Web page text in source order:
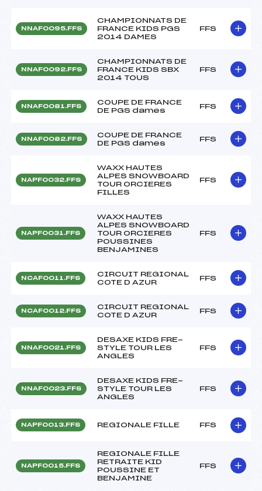
NNAF0095.FFS
CHAMPIONNATS DE
FRANCE KIDS PGS
2014 DAMES
FFS
NNAF0092.FFS
CHAMPIONNATS DE
FRANCE KIDS SBX
2014 TOUS
FFS
NNAF0081.FFS
COUPE DE FRANCE
DE PGS dames
FFS
NNAF0082.FFS
COUPE DE FRANCE
DE PGS dames
FFS
NAPF0032.FFS
WAXX HAUTES
ALPES SNOWBOARD
TOUR ORCIERES
FILLES
FFS
NAPF0031.FFS
WAXX HAUTES
ALPES SNOWBOARD
TOUR ORCIERES
POUSSINES
BENJAMINES
FFS
NCAF0011.FFS
CIRCUIT REGIONAL
COTE D AZUR
FFS
NCAF0012.FFS
CIRCUIT REGIONAL
COTE D AZUR
FFS
NNAF0021.FFS
DESAXE KIDS FRE-
STYLE TOUR LES
ANGLES
FFS
NNAF0023.FFS
DESAXE KIDS FRE-
STYLE TOUR LES
ANGLES
FFS
NAPF0013.FFS REGIONALE FILLE FFS
NAPF0015.FFS
REGIONALE FILLE
RETRAITE KID
POUSSINE ET
BENJAMINE
FFS